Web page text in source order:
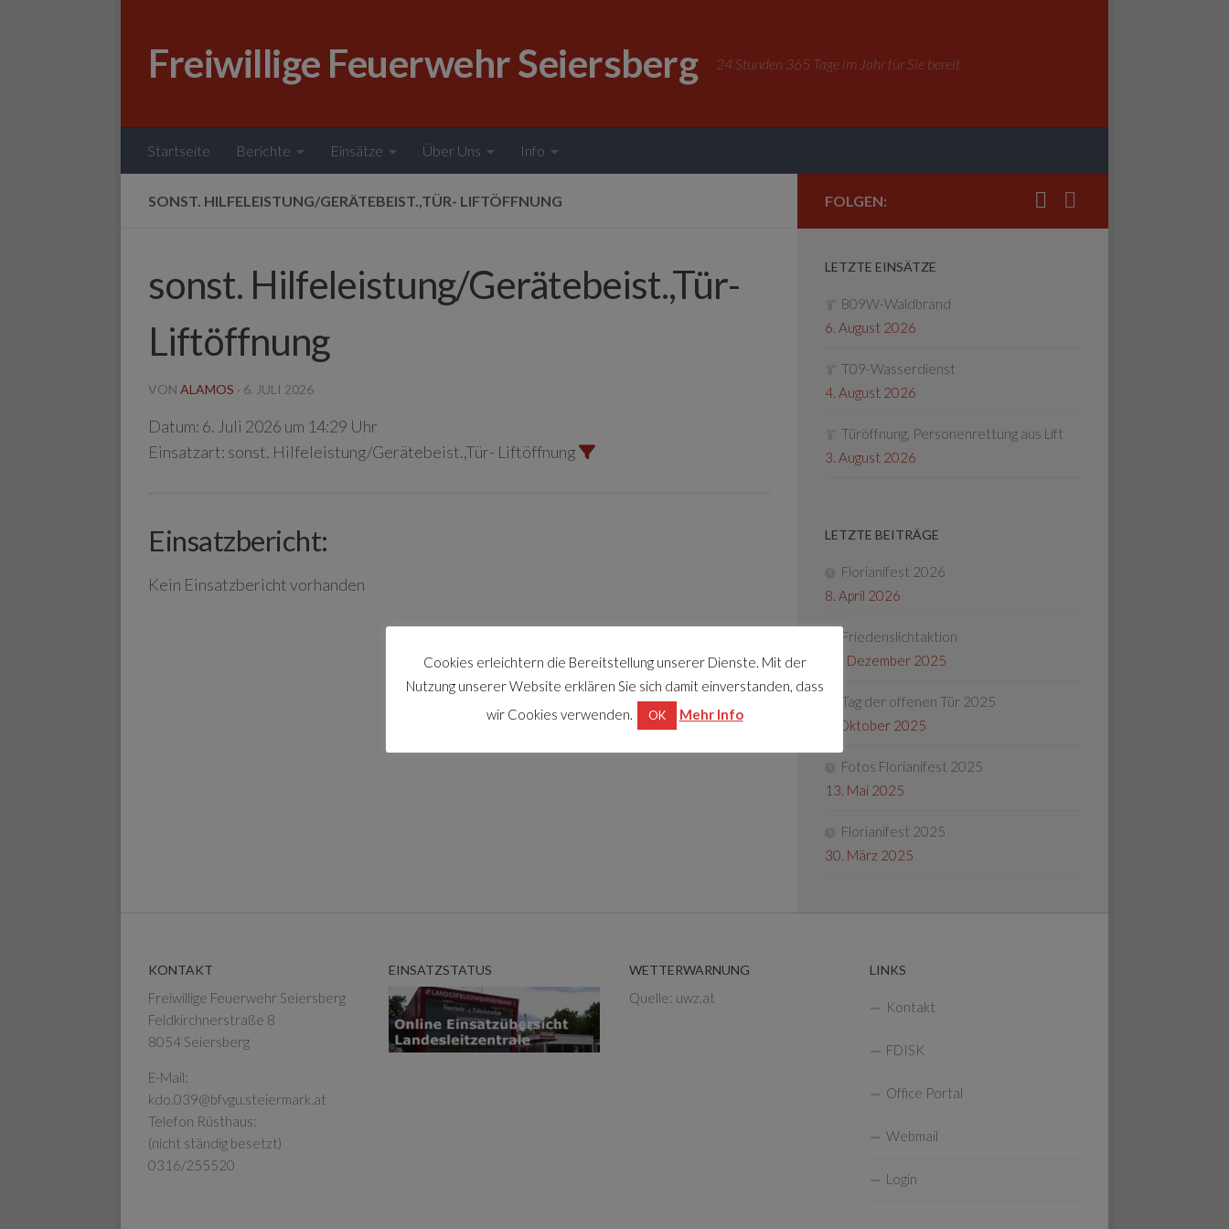
Freiwillige Feuerwehr Seiersberg 24 Stunden 365 Tage im Jahr für Sie bereit
Startseite Berichte Einsätze Über Uns Info
SONST. HILFELEISTUNG/GERÄTEBEIST.,TÜR- LIFTÖFFNUNG
sonst. Hilfeleistung/Gerätebeist.,Tür-
Liftöffnung
VON ALAMOS · 6. JULI 2026
Datum: 6. Juli 2026 um 14:29 Uhr
Einsatzart: sonst. Hilfeleistung/Gerätebeist.,Tür- Liftöffnung
Einsatzbericht:
Kein Einsatzbericht vorhanden
FOLGEN:
LETZTE EINSÄTZE
B09W-Waldbrand
6. August 2026
T09-Wasserdienst
4. August 2026
Türöffnung, Personenrettung aus Lift
3. August 2026
LETZTE BEITRÄGE
Florianifest 2026
8. April 2026
Friedenslichtaktion
22. Dezember 2025
Tag der offenen Tür 2025
4. Oktober 2025
Fotos Florianifest 2025
13. Mai 2025
Florianifest 2025
30. März 2025
KONTAKT
Freiwillige Feuerwehr Seiersberg
Feldkirchnerstraße 8
8054 Seiersberg
E-Mail:
kdo.039@bfvgu.steiermark.at
Telefon Rüsthaus:
(nicht ständig besetzt)
0316/255520
EINSATZSTATUS WETTERWARNUNG
Quelle: uwz.at
LINKS
Kontakt
FDISK
Office Portal
Webmail
Login
Cookies erleichtern die Bereitstellung unserer Dienste. Mit der
Nutzung unserer Website erklären Sie sich damit einverstanden, dass
wir Cookies verwenden.
OK Mehr Info